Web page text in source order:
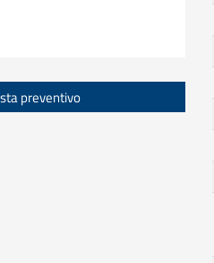
preventivo